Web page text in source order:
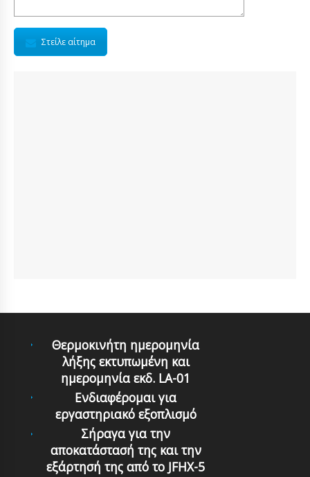
Στείλε αίτημα
Θερμοκινήτη ημερομηνία
λήξης εκτυπωμένη και
ημερομηνία εκδ. LA-01
Ενδιαφέρομαι για
εργαστηριακό εξοπλισμό
Σήραγα για την
αποκατάστασή της και την
εξάρτησή της από το JFHX-5